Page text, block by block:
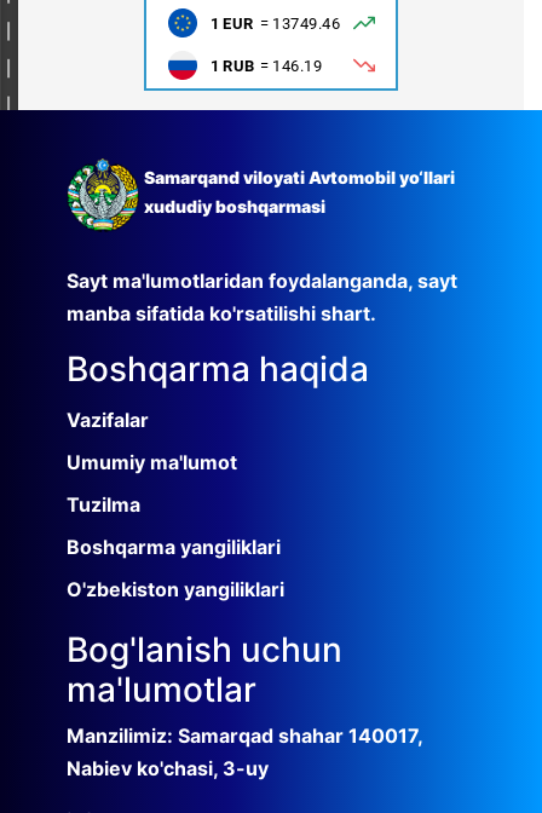
Samarqand viloyati Avtomobil yo‘llari
xududiy boshqarmasi
Sayt ma'lumotlaridan foydalanganda, sayt
manba sifatida ko'rsatilishi shart.
Boshqarma haqida
Vazifalar
Umumiy ma'lumot
Tuzilma
Boshqarma yangiliklari
O'zbekiston yangiliklari
Bog'lanish uchun
ma'lumotlar
Manzilimiz: Samarqad shahar 140017,
Nabiev ko'chasi, 3-uy